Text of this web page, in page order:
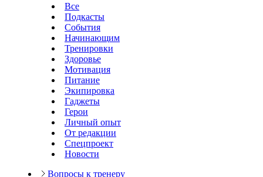
Все
Подкасты
События
Начинающим
Тренировки
Здоровье
Мотивация
Питание
Экипировка
Гаджеты
Герои
Личный опыт
От редакции
Спецпроект
Новости
Вопросы к тренеру